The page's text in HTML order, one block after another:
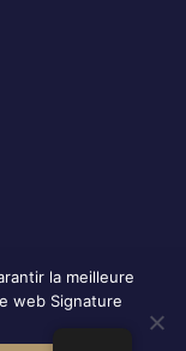
la meilleure
web Signature